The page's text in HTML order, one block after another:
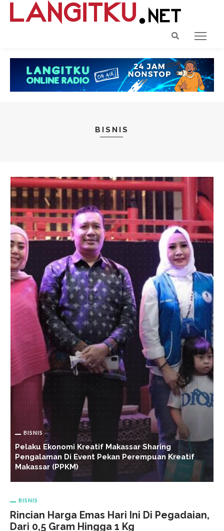
BISNIS
BISNIS
Top! Neraca Dagang RI Surplus 20 Bulan Berturut-
Turut
BISNIS
Rincian Harga Emas Hari Ini Di Pegadaian,
Dari 0,5 Gram Hingga 1 Kg